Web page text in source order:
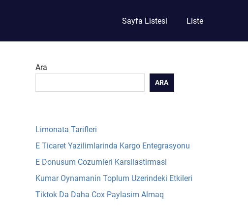
Sayfa Listesi Liste
Ara
ARA
Limonata Tarifleri
E Ticaret Yazilimlarinda Kargo Entegrasyonu
E Donusum Cozumleri Karsilastirmasi
Kumar Oynamanin Toplum Uzerindeki Etkileri
Tiktok Da Daha Cox Paylasim Almaq